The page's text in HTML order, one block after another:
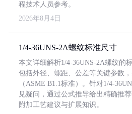
程技术人员参考。
2026年8月4日
1/4-36UNS-2A螺纹标准尺寸
本文详细解析1/4-36UNS-2A螺纹的
包括外径、螺距、公差等关键参数
（ASME B1.1标准）。针对1/4-
见疑问，通过公式推导给出精确推
附加工艺建议与扩展知识。